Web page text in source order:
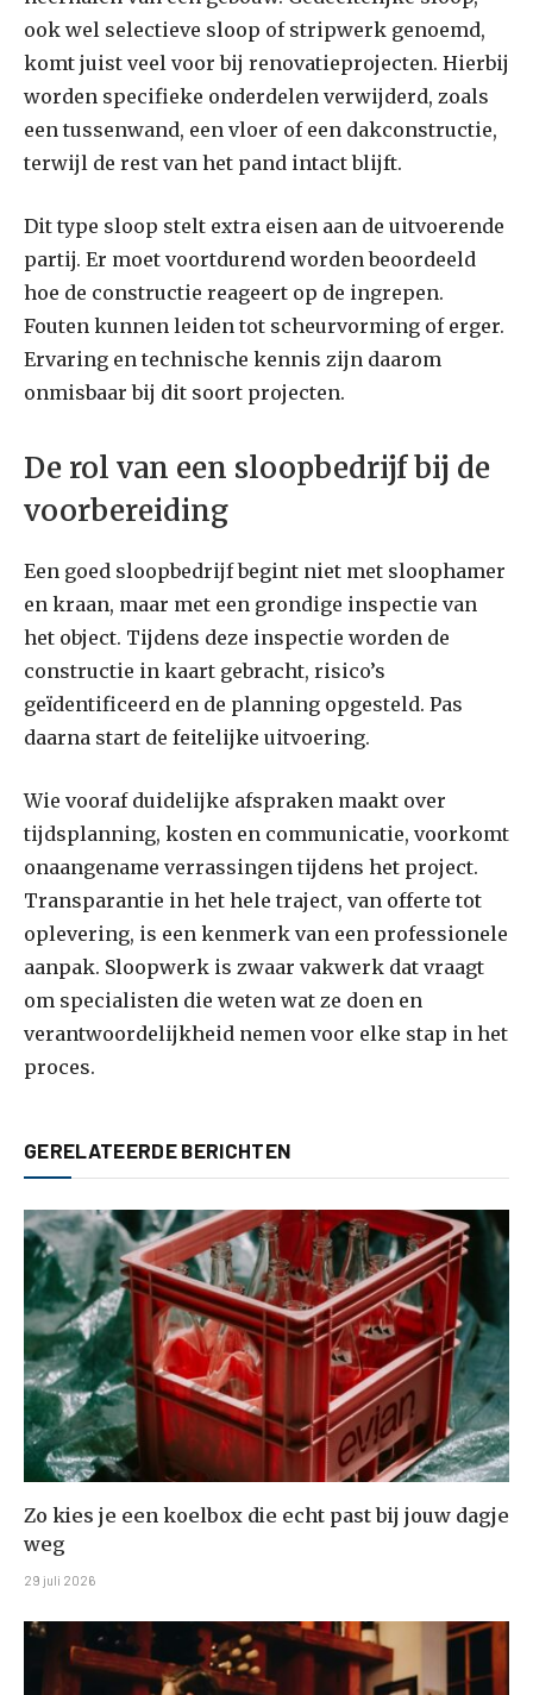
ook wel selectieve sloop of stripwerk genoemd,
komt juist veel voor bij renovatieprojecten. Hierbij
worden specifieke onderdelen verwijderd, zoals
een tussenwand, een vloer of een dakconstructie,
terwijl de rest van het pand intact blijft.
Dit type sloop stelt extra eisen aan de uitvoerende
partij. Er moet voortdurend worden beoordeeld
hoe de constructie reageert op de ingrepen.
Fouten kunnen leiden tot scheurvorming of erger.
Ervaring en technische kennis zijn daarom
onmisbaar bij dit soort projecten.
De rol van een sloopbedrijf bij de
voorbereiding
Een goed sloopbedrijf begint niet met sloophamer
en kraan, maar met een grondige inspectie van
het object. Tijdens deze inspectie worden de
constructie in kaart gebracht, risico’s
geïdentificeerd en de planning opgesteld. Pas
daarna start de feitelijke uitvoering.
Wie vooraf duidelijke afspraken maakt over
tijdsplanning, kosten en communicatie, voorkomt
onaangename verrassingen tijdens het project.
Transparantie in het hele traject, van offerte tot
oplevering, is een kenmerk van een professionele
aanpak. Sloopwerk is zwaar vakwerk dat vraagt
om specialisten die weten wat ze doen en
verantwoordelijkheid nemen voor elke stap in het
proces.
GERELATEERDE BERICHTEN
Zo kies je een koelbox die echt past bij jouw dagje
weg
29 juli 2026